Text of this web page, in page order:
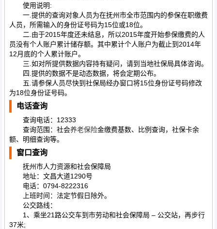
使用说明:
一.提供的查询对象人员为在抚州市全市范围内的参保在职缴费
人员，所需输入的身份证号码为15位或18位。
二.由于2015年度还未结息，所以2015年度开始参保缴费的人
员没有个人账户累计储存额。其中累计个人账户为截止到2014年
12月底的个人累计账户。
三.如对所提供数据内容持有疑问，请到当地社保局具体咨询。
四.提供的数据不是动态数据，将会定期公布。
五.请参保人员尽快到社保局经办窗口将15位身份证号码修改
为18位身份证号码。
电话查询
查询电话：12333
查询范围：社会养老保险金缴费基数、比例查询，社保卡余
额、明细查询等。
窗口查询
抚州市人力资源和社会保障局
地址：文昌大道1290号
电话：0794-8222316
上班时间：法定节假日除外。
公交路线：
1、乘坐21路公交车到市劳动和社会保障局 – 公交站，再步行
37米;